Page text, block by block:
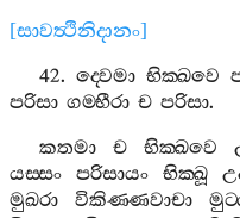
[සාවත්‍ථිනිදානං]
42. ද‍්වෙමා භික‍්ඛවෙ
පරිසා ගම‍්භීරා ච පරිසා.
කතමා
ච භික‍්ඛවෙ
යස‍්සං
පරිසායං භික‍්ඛූ
මුඛරා
විකිණ‍්ණවාචා